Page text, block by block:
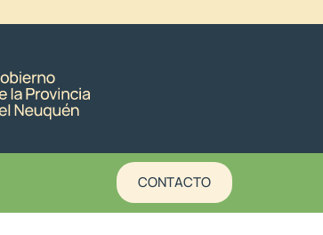
CONTACTO